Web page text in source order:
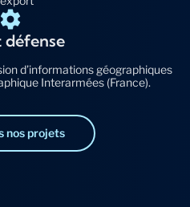
défense
d’informations géographiques
Interarmées (France).
nos projets